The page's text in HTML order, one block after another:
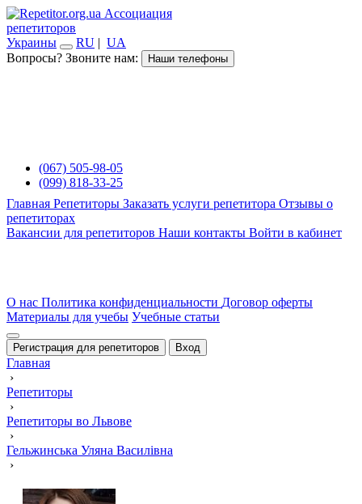
Ассоциация
репетиторов
Украины
RU | UA
Вопросы? Звоните нам:
Наши телефоны
(067) 505-98-05
(099) 818-33-25
Главная Репетиторы Заказать услуги репетитора Отзывы о
репетиторах
Вакансии для репетиторов Наши контакты Войти в кабинет
О нас Политика конфиденциальности Договор оферты
Материалы для учебы Учебные статьи
Регистрация для репетиторов Вход
Главная
›
Репетиторы
›
Репетиторы во Львове
›
Гельжинська Уляна Василівна
›